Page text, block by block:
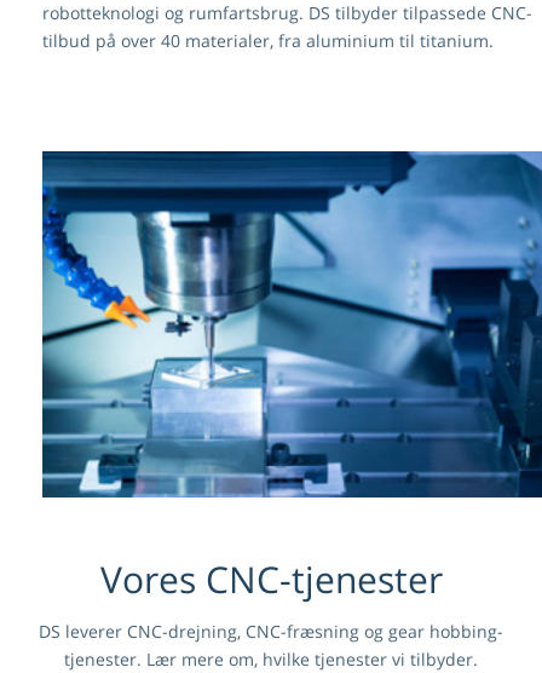
robotteknologi og rumfartsbrug. DS tilbyder tilpassede CNC-
tilbud på over 40 materialer, fra aluminium til titanium.
Vores CNC-tjenester
DS leverer CNC-drejning, CNC-fræsning og gear hobbing-
tjenester. Lær mere om, hvilke tjenester vi tilbyder.